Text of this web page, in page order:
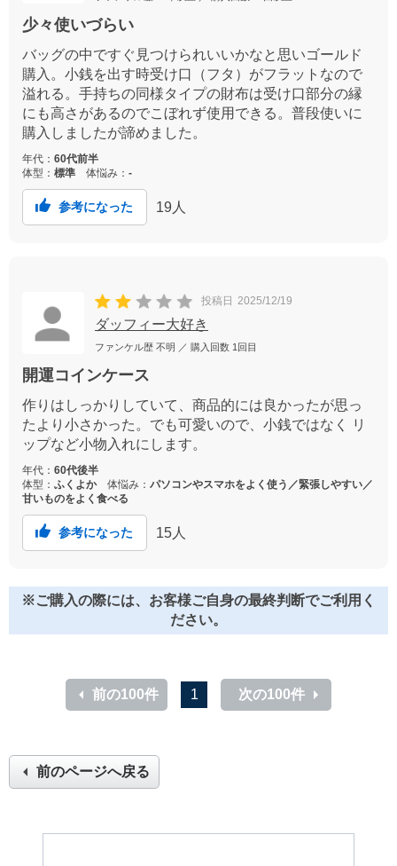
少々使いづらい
バッグの中ですぐ見つけられいいかなと思いゴールド
購入。小銭を出す時受け口（フタ）がフラットなので
溢れる。手持ちの同様タイプの財布は受け口部分の縁
にも高さがあるのでこぼれず使用できる。普段使いに
購入しましたが諦めました。
年代： 60代前半
体型： 標準 体悩み： -
参考になった 19 人
投稿日 2025/12/19
ダッフィー大好き
ファンケル歴 不明 ／ 購入回数 1回目
開運コインケース
作りはしっかりしていて、商品的には良かったが思っ
たより小さかった。でも可愛いので、小銭ではなく リ
ップなど小物入れにします。
年代： 60代後半
体型： ふくよか体悩み： パソコンやスマホをよく使う／緊張しやすい／
甘いものをよく食べる
参考になった 15 人
※ご購入の際には、お客様ご自身の最終判断でご利用く
ださい。
前の100件 1 次の100件
前のページへ戻る